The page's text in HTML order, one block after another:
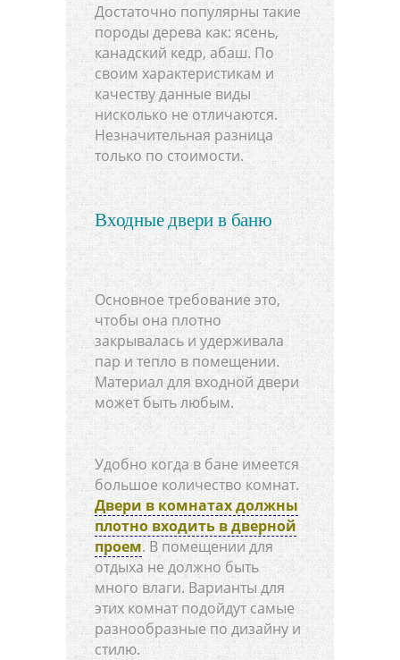
Достаточно популярны такие
породы дерева как: ясень,
канадский кедр, абаш. По
своим характеристикам и
качеству данные виды
нисколько не отличаются.
Незначительная разница
только по стоимости.
Входные двери в баню
Основное требование это,
чтобы она плотно
закрывалась и удерживала
пар и тепло в помещении.
Материал для входной двери
может быть любым.
Удобно когда в бане имеется
большое количество комнат.
Двери в комнатах должны
плотно входить в дверной
проем. В помещении для
отдыха не должно быть
много влаги. Варианты для
этих комнат подойдут самые
разнообразные по дизайну и
стилю.